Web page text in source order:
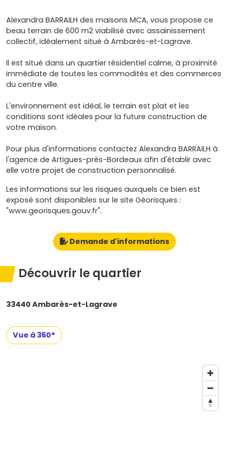
Alexandra BARRAILH des maisons MCA, vous propose ce
beau terrain de 600 m2 viabilisé avec assainissement
collectif, idéalement situé à Ambarès-et-Lagrave.
Il est situé dans un quartier résidentiel calme, à proximité
immédiate de toutes les commodités et des commerces
du centre ville.
L'environnement est idéal, le terrain est plat et les
conditions sont idéales pour la future construction de
votre maison.
Pour plus d'informations contactez Alexandra BARRAILH à
l'agence de Artigues-près-Bordeaux afin d'établir avec
elle votre projet de construction personnalisé.
Les informations sur les risques auxquels ce bien est
exposé sont disponibles sur le site Géorisques :
"www.georisques.gouv.fr".
Demande d'informations
Découvrir le quartier
33440 Ambarès-et-Lagrave
Vue à 360°